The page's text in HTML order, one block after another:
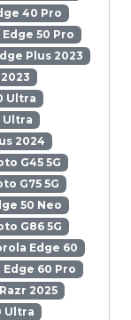
40 Pro
50 Pro
Plus 2023
Ultra
Ultra
2024
G45 5G
G75 5G
50 Neo
G86 5G
Edge 60
60 Pro
2025
Ultra